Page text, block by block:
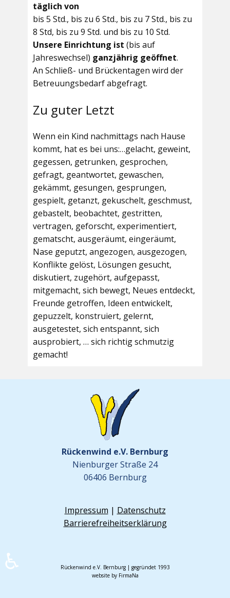
täglich von
bis 5 Std., bis zu 6 Std., bis zu 7 Std., bis zu
8 Std, bis zu 9 Std. und bis zu 10 Std.
Unsere Einrichtung ist (bis auf
Jahreswechsel) ganzjährig geöffnet.
An Schließ- und Brückentagen wird der
Betreuungsbedarf abgefragt.
Zu guter Letzt
Wenn ein Kind nachmittags nach Hause
kommt, hat es bei uns:…gelacht, geweint,
gegessen, getrunken, gesprochen,
gefragt, geantwortet, gewaschen,
gekämmt, gesungen, gesprungen,
gespielt, getanzt, gekuschelt, geschmust,
gebastelt, beobachtet, gestritten,
vertragen, geforscht, experimentiert,
gematscht, ausgeräumt, eingeräumt,
Nase geputzt, angezogen, ausgezogen,
Konflikte gelöst, Lösungen gesucht,
diskutiert, zugehört, aufgepasst,
mitgemacht, sich bewegt, Neues entdeckt,
Freunde getroffen, Ideen entwickelt,
gepuzzelt, konstruiert, gelernt,
ausgetestet, sich entspannt, sich
ausprobiert, … sich richtig schmutzig
gemacht!
Rückenwind e.V. Bernburg
Nienburger Straße 24
06406 Bernburg
Impressum | Datenschutz
Barrierefreiheitserklärung
Rückenwind e.V. Bernburg | gegründet 1993
website by FirmaNa